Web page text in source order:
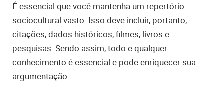
É essencial que você mantenha um repertório
sociocultural vasto. Isso deve incluir, portanto,
citações, dados históricos, filmes, livros e
pesquisas. Sendo assim, todo e qualquer
conhecimento é essencial e pode enriquecer sua
argumentação.